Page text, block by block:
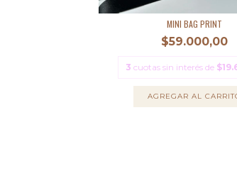
MINI BAG PRINT
$59.000,00
3 cuotas sin interés de
AGREGAR AL